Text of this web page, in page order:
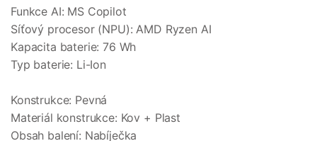
Funkce AI: MS Copilot
Síťový procesor (NPU): AMD Ryzen AI
Kapacita baterie: 76 Wh
Typ baterie: Li-Ion
Konstrukce: Pevná
Materiál konstrukce: Kov + Plast
Obsah balení: Nabíječka